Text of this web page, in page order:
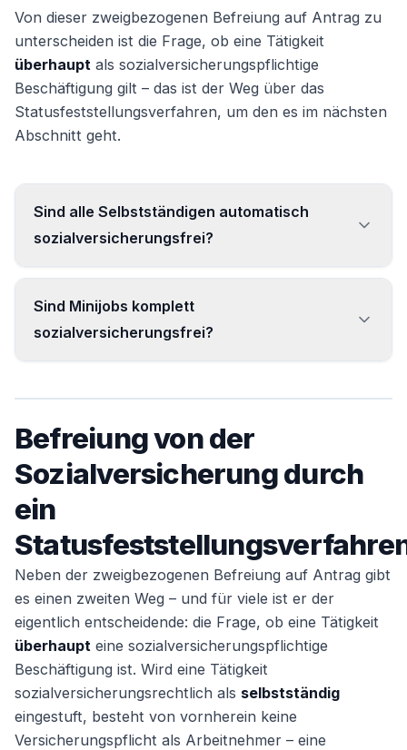
Von dieser zweigbezogenen Befreiung auf Antrag zu
unterscheiden ist die Frage, ob eine Tätigkeit
überhaupt als sozialversicherungspflichtige
Beschäftigung gilt – das ist der Weg über das
Statusfeststellungsverfahren, um den es im nächsten
Abschnitt geht.
Sind alle Selbstständigen automatisch
sozialversicherungsfrei?
arbeitnehmerähnliche Selbstständige sind
rentenversicherungspflichtig – eine Befreiung ist
nur auf Antrag möglich.
Sind Minijobs komplett
sozialversicherungsfrei?
Antrag befreien lassen kann.
Befreiung von der
Sozialversicherung durch
ein
Neben der zweigbezogenen Befreiung auf Antrag gibt
es einen zweiten Weg – und für viele ist er der
eigentlich entscheidende: die Frage, ob eine Tätigkeit
überhaupt eine sozialversicherungspflichtige
Beschäftigung ist. Wird eine Tätigkeit
sozialversicherungsrechtlich als selbstständig
eingestuft, besteht von vornherein keine
Versicherungspflicht als Arbeitnehmer – eine